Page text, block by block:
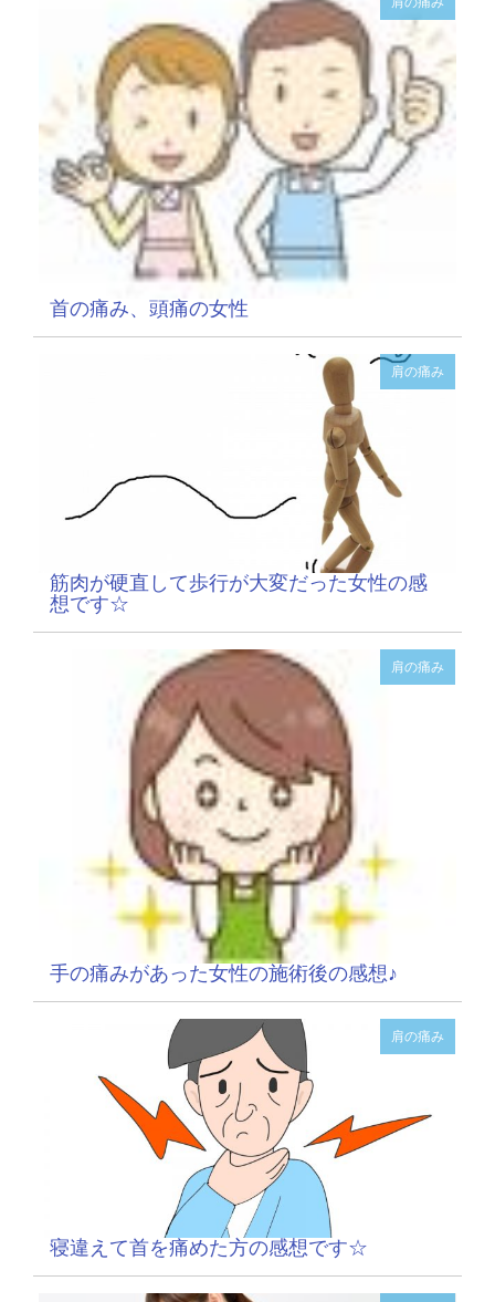
首の痛み、頭痛の女性
肩の痛み
筋肉が硬直して歩行が大変だった女性の感
想です☆
肩の痛み
手の痛みがあった女性の施術後の感想♪
肩の痛み
寝違えて首を痛めた方の感想です☆